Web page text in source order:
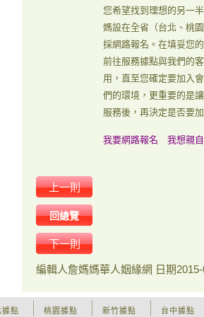
您希望找到理想的另一
媽設在全省（台北、桃
採網路報名。在填妥您
前往服務據點與我們的
用，直至您確定要加入
們的環境，更重要的是
服務後，再決定是否要加
我要網路報名 我想親
上一則
回總覽
下一則
編輯人詹媽媽華人姻緣網 日期
台中據點
新竹據點
桃園據點
據點